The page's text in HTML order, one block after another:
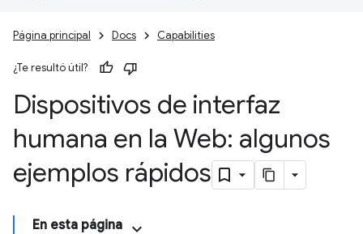
Página principal Docs Capabilities
¿Te resultó útil?
Dispositivos de interfaz
humana en la Web: algunos
ejemplos rápidos
En esta página